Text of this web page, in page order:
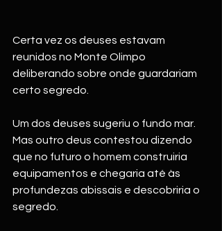
Certa vez os deuses estavam
reunidos no Monte Olimpo
deliberando sobre onde guardariam
certo segredo.
Um dos deuses sugeriu o fundo mar.
Mas outro deus contestou dizendo
que no futuro o homem construiria
equipamentos e chegaria até às
profundezas abissais e descobriria o
segredo.